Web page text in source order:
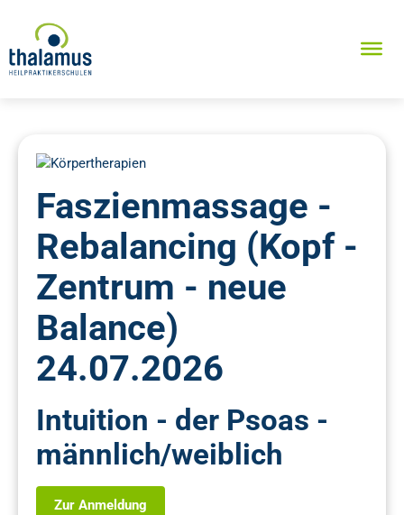
Faszienmassage -
Rebalancing (Kopf -
Zentrum - neue
Balance)
24.07.2026
Intuition - der Psoas -
männlich/weiblich
Zur Anmeldung